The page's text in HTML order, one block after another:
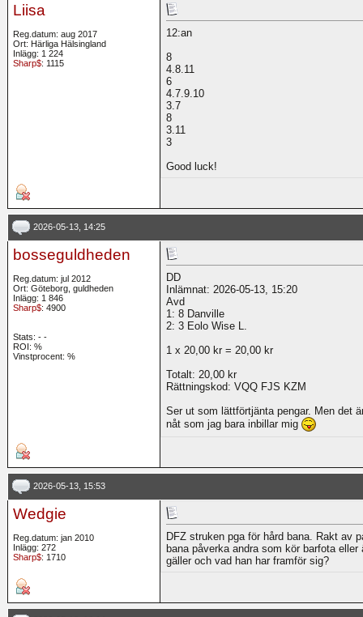
Liisa
Reg.datum: aug 2017
Ort: Härliga Hälsingland
Inlägg: 1 224
Sharp$: 1115
12:an
8
4.8.11
6
4.7.9.10
3.7
8
3.11
3
Good luck!
2026-05-13, 14:25
bosseguldheden
Reg.datum: jul 2012
Ort: Göteborg, guldheden
Inlägg: 1 846
Sharp$: 4900
Stats: - -
ROI: %
Vinstprocent: %
DD
Inlämnat: 2026-05-13, 15:20
Avd
1: 8 Danville
2: 3 Eolo Wise L.
1 x 20,00 kr = 20,00 kr
Totalt: 20,00 kr
Rättningskod: VQQ FJS KZM
Ser ut som lättförtjänta pengar. Men det
nåt som jag bara inbillar mig
2026-05-13, 15:53
Wedgie
Reg.datum: jan 2010
Inlägg: 272
Sharp$: 1710
DFZ struken pga för hård bana. Rakt av
bana påverka andra som kör barfota
gäller och vad han har framför sig?